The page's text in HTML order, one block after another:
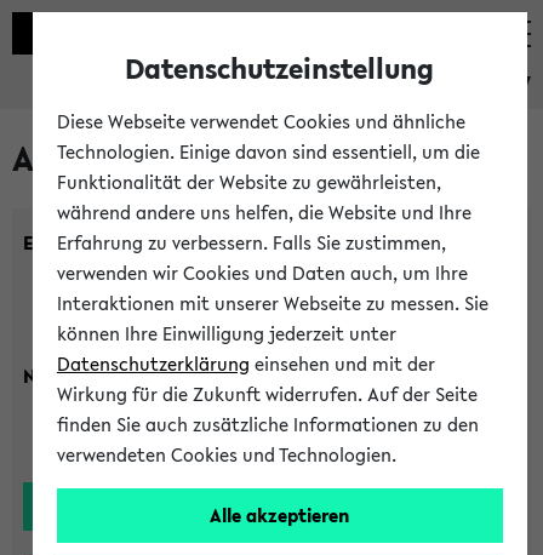
eKVV
Alle Lehrenden
Einrichtung:
Nachname:
Datenschutzeinstellung
Diese Webseite verwendet Cookies und ähnliche
Technologien. Einige davon sind essentiell, um die
Funktionalität der Website zu gewährleisten,
während andere uns helfen, die Website und Ihre
Erfahrung zu verbessern. Falls Sie zustimmen,
verwenden wir Cookies und Daten auch, um Ihre
Interaktionen mit unserer Webseite zu messen. Sie
können Ihre Einwilligung jederzeit unter
Datenschutzerklärung einsehen und mit der
Wirkung für die Zukunft widerrufen. Auf der Seite
finden Sie auch zusätzliche Informationen zu den
verwendeten Cookies und Technologien.
Alle akzeptieren